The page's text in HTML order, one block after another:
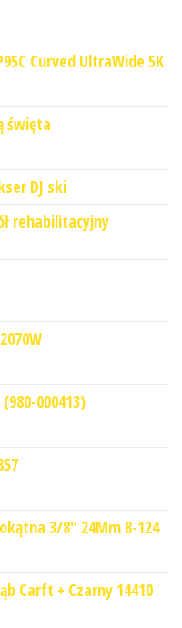
Curved UltraWide 5K
święta
DJ ski
rehabilitacyjny
000413)
3/8" 24Mm 8-124
Carft + Czarny 14410